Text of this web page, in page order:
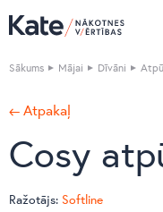
Sākums Mājai Dīvāni
← Atpakaļ
Cosy
Ražotājs: Softline